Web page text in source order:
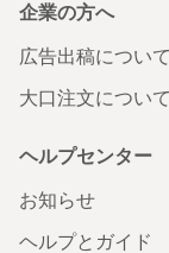
企業の方へ
広告出稿について
大口注文について
ヘルプセンター
お知らせ
ヘルプとガイド